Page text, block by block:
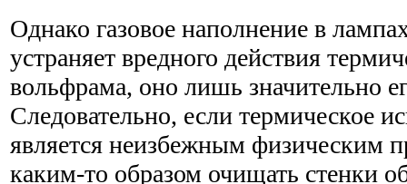
Однако газовое наполнение в
устраняет вредного действия
вольфрама, оно лишь значительно
Следовательно, если термическое
является неизбежным физическим
каким-то образом очищать стенки